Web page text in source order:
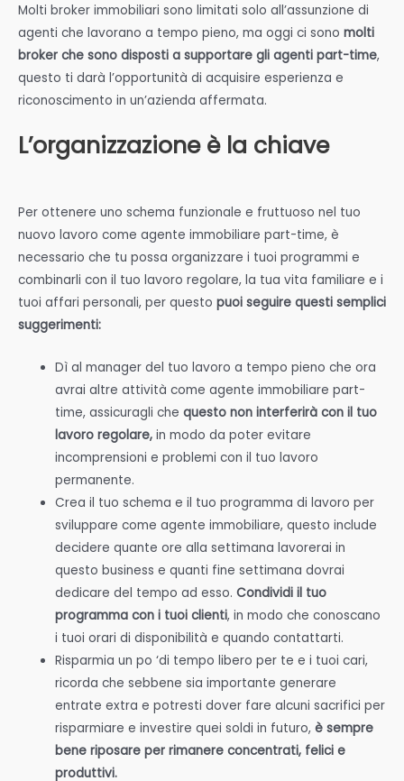
Molti broker immobiliari sono limitati solo all’assunzione di
agenti che lavorano a tempo pieno, ma oggi ci sono molti
broker che sono disposti a supportare gli agenti part-time,
questo ti darà l’opportunità di acquisire esperienza e
riconoscimento in un’azienda affermata.
L’organizzazione è la chiave
Per ottenere uno schema funzionale e fruttuoso nel tuo
nuovo lavoro come agente immobiliare part-time, è
necessario che tu possa organizzare i tuoi programmi e
combinarli con il tuo lavoro regolare, la tua vita familiare e i
tuoi affari personali, per questo puoi seguire questi semplici
suggerimenti:
Dì al manager del tuo lavoro a tempo pieno che ora
avrai altre attività come agente immobiliare part-
time, assicuragli chequesto non interferirà con il tuo
lavoro regolare, in modo da poter evitare
incomprensioni e problemi con il tuo lavoro
permanente.
Crea il tuo schema e il tuo programma di lavoro per
sviluppare come agente immobiliare, questo include
decidere quante ore alla settimana lavorerai in
questo business e quanti fine settimana dovrai
dedicare del tempo ad esso.Condividi il tuo
programma con i tuoi clienti, in modo che conoscano
i tuoi orari di disponibilità e quando contattarti.
Risparmia un po ‘di tempo libero per te e i tuoi cari,
ricorda che sebbene sia importante generare
entrate extra e potresti dover fare alcuni sacrifici per
risparmiare e investire quei soldi in futuro, è sempre
bene riposare per rimanere concentrati, felici e
produttivi.